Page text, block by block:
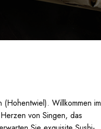
Willkommen im
von Singen, das